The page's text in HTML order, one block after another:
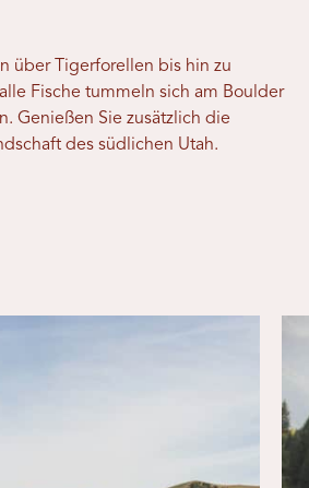
über Tigerforellen bis hin zu
Fische tummeln sich am Boulder
Genießen Sie zusätzlich die
des südlichen Utah.